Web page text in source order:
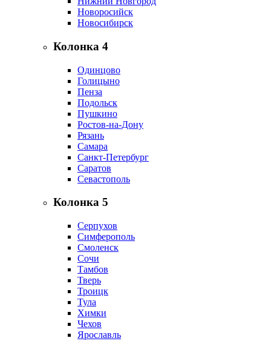
Новоросийск
Новосибирск
Колонка 4
Одинцово
Голицыно
Пенза
Подольск
Пушкино
Ростов-на-Дону
Рязань
Самара
Санкт-Петербург
Саратов
Севастополь
Колонка 5
Серпухов
Симферополь
Смоленск
Сочи
Тамбов
Тверь
Троицк
Тула
Химки
Чехов
Ярославль